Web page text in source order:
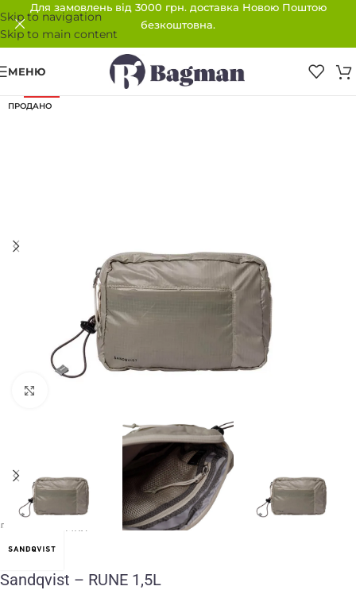
Skip to navigation
Skip to main content
Для замовлень від 3000 грн. доставка Новою Поштою
безкоштовна.
МЕНЮ
ПРОДАНО
Головна Сумки
Sandqvist – RUNE 1,5L